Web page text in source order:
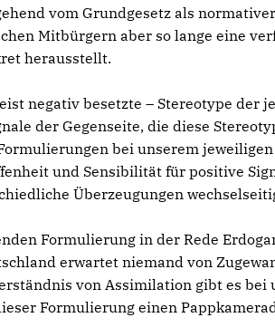
vom Grundgesetz als
Mitbürgern aber so lange eine
herausstellt.
negativ besetzte – Stereotype der
der Gegenseite, die diese
bei unserem
und Sensibilität für positive
Überzeugungen
Formulierung in der Rede
erwartet niemand von
von Assimilation gibt es bei
Formulierung einen